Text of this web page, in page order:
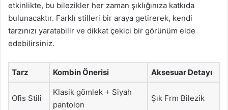
etkinlikte, bu bilezikler her zaman şıklığınıza katkıda
bulunacaktır. Farklı stilleri bir araya getirerek, kendi
tarzınızı yaratabilir ve dikkat çekici bir görünüm elde
edebilirsiniz.
Tarz Kombin Önerisi Aksesuar Detayı
Ofis Stili
Klasik gömlek + Siyah
pantolon
Şık Frm Bilezik